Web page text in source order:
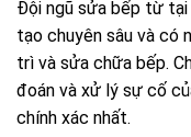
Đội ngũ sửa bếp từ tại
tạo chuyên sâu và có
trì và sửa chữa bếp.
đoán và xử lý sự cố
chính xác nhất.